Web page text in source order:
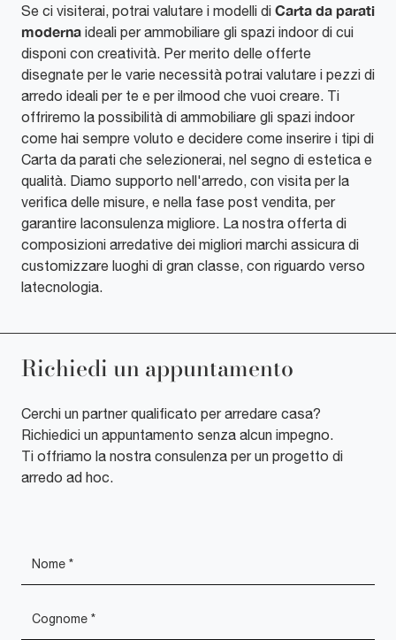
Se ci visiterai, potrai valutare i modelli di Carta da parati
moderna ideali per ammobiliare gli spazi indoor di cui
disponi con creatività. Per merito delle offerte
disegnate per le varie necessità potrai valutare i pezzi di
arredo ideali per te e per ilmood che vuoi creare. Ti
offriremo la possibilità di ammobiliare gli spazi indoor
come hai sempre voluto e decidere come inserire i tipi di
Carta da parati che selezionerai, nel segno di estetica e
qualità. Diamo supporto nell'arredo, con visita per la
verifica delle misure, e nella fase post vendita, per
garantire laconsulenza migliore. La nostra offerta di
composizioni arredative dei migliori marchi assicura di
customizzare luoghi di gran classe, con riguardo verso
latecnologia.
Richiedi un appuntamento
Cerchi un partner qualificato per arredare casa?
Richiedici un appuntamento senza alcun impegno.
Ti offriamo la nostra consulenza per un progetto di
arredo ad hoc.